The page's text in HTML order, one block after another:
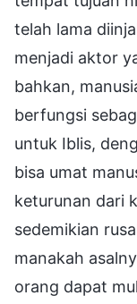
telah lama
menjadi aktor
bahkan,
berfungsi
untuk Iblis,
bisa umat
keturunan dari
sedemikian
manakah
orang dapat